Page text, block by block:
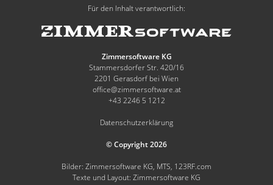
Für den Inhalt verantwortlich:
Zimmersoftware KG
Stammersdorfer Str. 420/16
2201 Gerasdorf bei Wien
office@zimmersoftware.at
+43 2246 5 1212
Datenschutzerklärung
© Copyright 2026
Bilder: Zimmersoftware KG, MTS, 123RF.com
Texte und Layout: Zimmersoftware KG